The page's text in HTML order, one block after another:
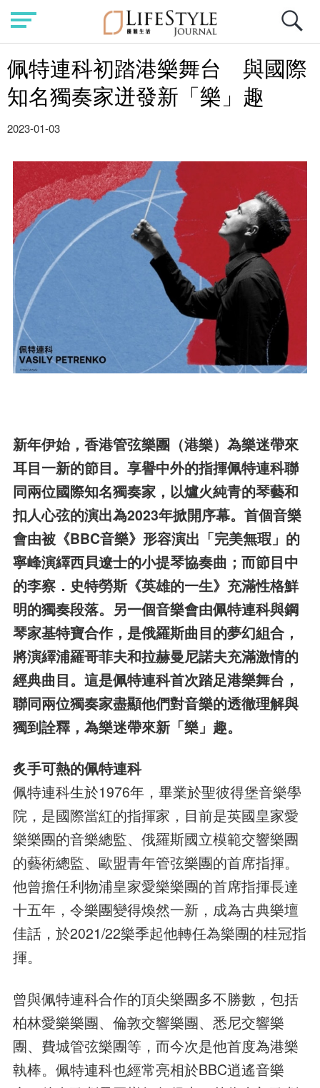
佩特連科初踏港樂舞台 與國際
知名獨奏家迸發新「樂」趣
2023-01-03
新年伊始，香港管弦樂團（港樂）為樂迷帶來
耳目一新的節目。享譽中外的指揮佩特連科聯
同兩位國際知名獨奏家，以爐火純青的琴藝和
扣人心弦的演出為2023年掀開序幕。首個音樂
會由被《BBC音樂》形容演出「完美無瑕」的
寧峰演繹西貝遼士的小提琴協奏曲；而節目中
的李察．史特勞斯《英雄的一生》充滿性格鮮
明的獨奏段落。另一個音樂會由佩特連科與鋼
琴家基特寶合作，是俄羅斯曲目的夢幻組合，
將演繹浦羅哥菲夫和拉赫曼尼諾夫充滿激情的
經典曲目。這是佩特連科首次踏足港樂舞台，
聯同兩位獨奏家盡顯他們對音樂的透徹理解與
獨到詮釋，為樂迷帶來新「樂」趣。
炙手可熱的佩特連科
佩特連科生於1976年，畢業於聖彼得堡音樂學
院，是國際當紅的指揮家，目前是英國皇家愛
樂樂團的音樂總監、俄羅斯國立模範交響樂團
的藝術總監、歐盟青年管弦樂團的首席指揮。
他曾擔任利物浦皇家愛樂樂團的首席指揮長達
十五年，令樂團變得煥然一新，成為古典樂壇
佳話，於2021/22樂季起他轉任為樂團的桂冠指
揮。
曾與佩特連科合作的頂尖樂團多不勝數，包括
柏林愛樂樂團、倫敦交響樂團、悉尼交響樂
團、費城管弦樂團等，而今次是他首度為港樂
執棒。佩特連科也經常亮相於BBC逍遙音樂